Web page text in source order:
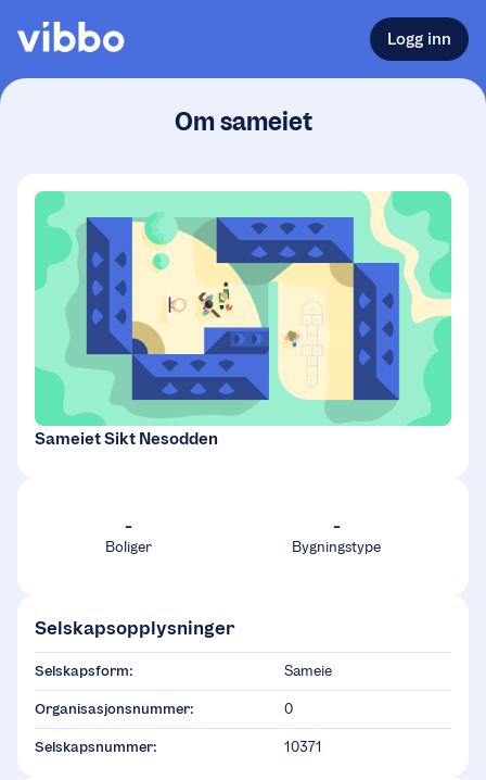
Logg inn
Om sameiet
Sameiet Sikt Nesodden
-
Boliger
-
Bygningstype
Selskapsopplysninger
Selskapsform: Sameie
Organisasjonsnummer: 0
Selskapsnummer: 10371